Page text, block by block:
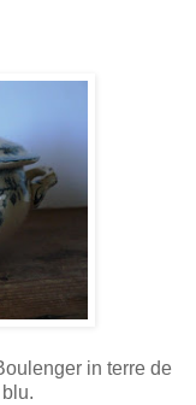
in terre de